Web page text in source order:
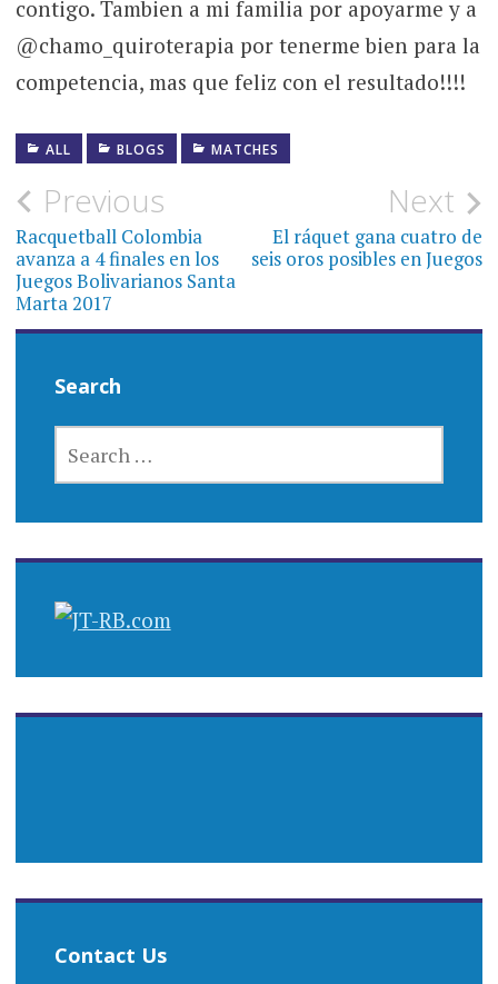
contigo. Tambien a mi familia por apoyarme y a
@chamo_quiroterapia por tenerme bien para la
competencia, mas que feliz con el resultado!!!!
ALL BLOGS MATCHES
Post
navigation
Previous
Racquetball Colombia
avanza a 4 finales en los
Juegos Bolivarianos Santa
Marta 2017
Next
El ráquet gana cuatro de
seis oros posibles en Juegos
Search
FOR:
Contact Us